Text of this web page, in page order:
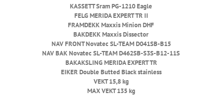
KASSETTSram PG-1210 Eagle
FELG MERIDA EXPERT TR II
FRAMDEKKMaxxis Minion DHF
BAKDEKKMaxxis Dissector
NAV FRONT Novatec SL-TEAM D041SB-B15
NAV BAKNovatec SL-TEAM D462SB-S3S-B12-11S
BAKAKSLING MERIDA EXPERT TR
EIKER Double Butted Black stainless
VEKT 15,8 kg
MAX VEKT 135 kg